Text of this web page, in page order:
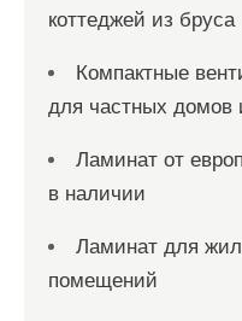
коттеджей из бруса
Компактные
для частных домов
Ламинат от
в наличии
Ламинат для
помещений